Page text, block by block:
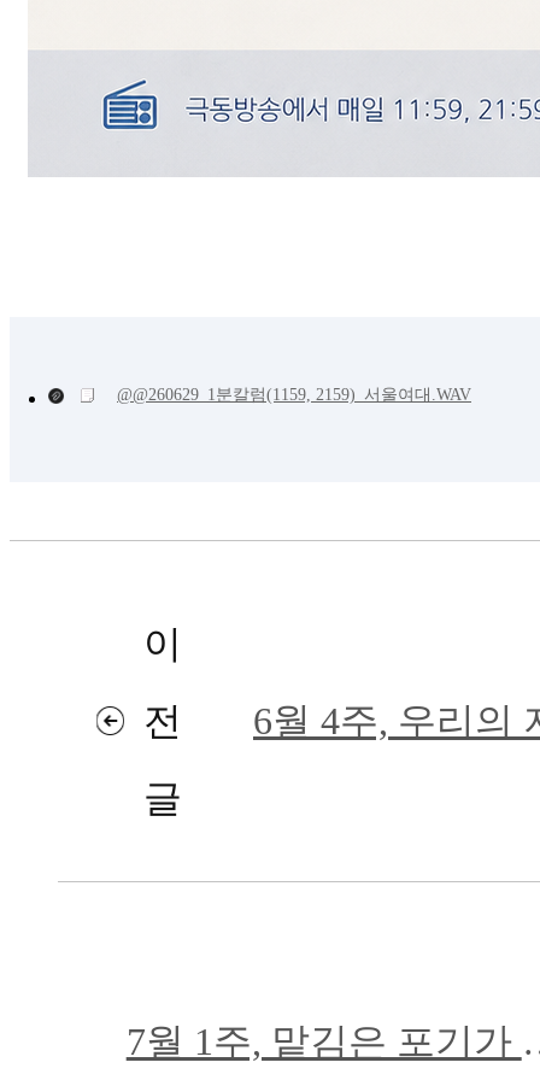
@@260629_1분칼럼(1159, 2159)_서울여대.WAV
이
전
글
6월 4주, 우리의
7월 1주, 맡김은 포기가